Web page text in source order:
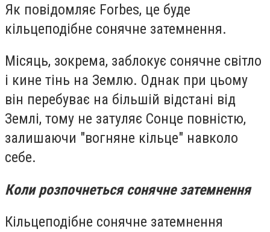
Як повідомляє Forbes, це буде
кільцеподібне сонячне затемнення.
Місяць, зокрема, заблокує сонячне світло
і кине тінь на Землю. Однак при цьому
він перебуває на більшій відстані від
Землі, тому не затуляє Сонце повністю,
залишаючи "вогняне кільце" навколо
себе.
Коли розпочнеться сонячне затемнення
Кільцеподібне сонячне затемнення